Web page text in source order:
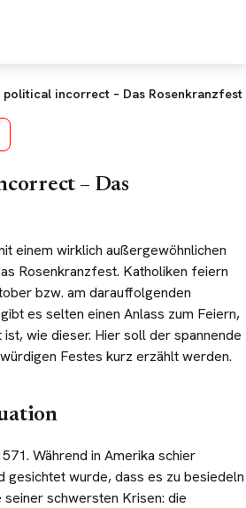
political incorrect – Das Rosenkranzfest
– Das
– Das
einem wirklich außergewöhnlichen
Rosenkranzfest. Katholiken feiern
bzw. am darauffolgenden
es selten einen Anlass zum Feiern,
wie dieser. Hier soll der spannende
Festes kurz erzählt werden.
Während in Amerika schier
gesichtet wurde, dass es zu besiedeln
schwersten Krisen: die